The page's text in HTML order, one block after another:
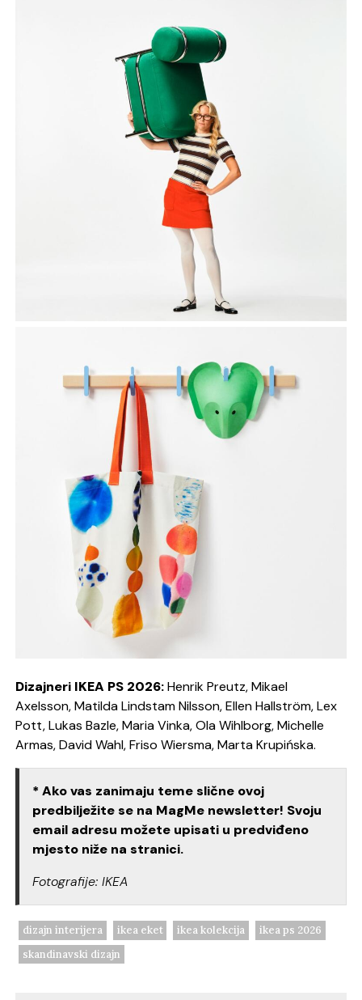
Dizajneri IKEA PS 2026:Henrik Preutz, Mikael
Axelsson, Matilda Lindstam Nilsson, Ellen Hallström, Lex
Pott, Lukas Bazle, Maria Vinka, Ola Wihlborg, Michelle
Armas, David Wahl, Friso Wiersma, Marta Krupińska.
* Ako vas zanimaju teme slične ovoj
predbilježite se na MagMe newsletter! Svoju
email adresu možete upisati u predviđeno
mjesto niže na stranici.
Fotografije: IKEA
dizajn interijera ikea eket ikea kolekcija
ikea ps 2026
skandinavski dizajn